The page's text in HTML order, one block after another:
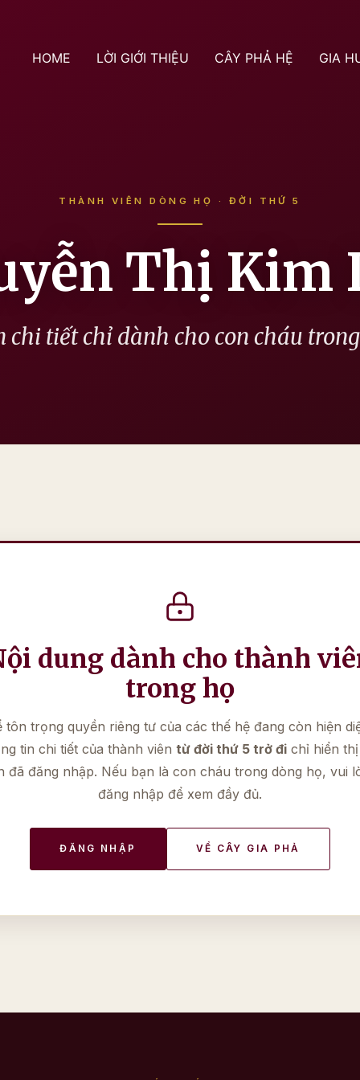
HOME LỜI GIỚI THIỆU CÂY PHẢ HỆ GIA
THÀNH VIÊN DÒNG HỌ · ĐỜI THỨ 5
Thị Kim
chi tiết chỉ dành cho con cháu
dung dành cho thành
trong họ
tôn trọng quyền riêng tư của các thế hệ đang còn hiện
tin chi tiết của thành viên từ đời thứ 5 trở đichỉ hiển thị
đã đăng nhập. Nếu bạn là con cháu trong dòng họ, vui
đăng nhập để xem đầy đủ.
ĐĂNG NHẬP VỀ CÂY GIA PHẢ